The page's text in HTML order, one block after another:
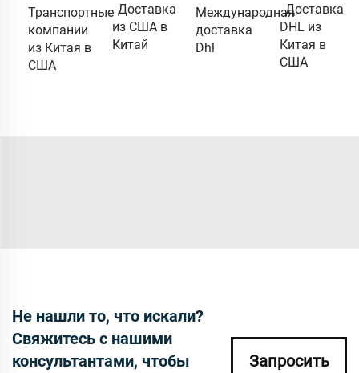
Транспортные
компании
из Китая в
США
Доставка
из США в
Китай
Международная
доставка
Dhl
Доставка
DHL из
Китая в
США
Не нашли то, что искали?
Свяжитесь с нашими
консультантами, чтобы
Запросить